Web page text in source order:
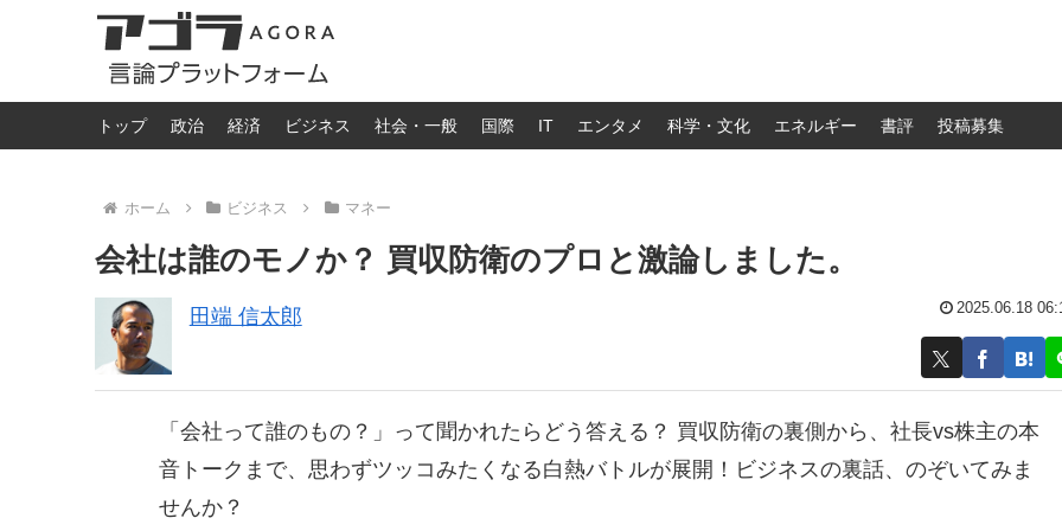
トップ 政治 経済 ビジネス 社会・一般 国際 IT エンタメ 科学・文化 エネルギー 書評 投稿募集
ホーム ビジネス マネー
会社は誰のモノか？ 買収防衛のプロと激論しました。
田端 信太郎 2025.06.18
「会社って誰のもの？」って聞かれたらどう答える？ 買収防衛の裏側から、社長vs株主の本
音トークまで、思わずツッコみたくなる白熱バトルが展開！ビジネスの裏話、のぞいてみま
せんか？